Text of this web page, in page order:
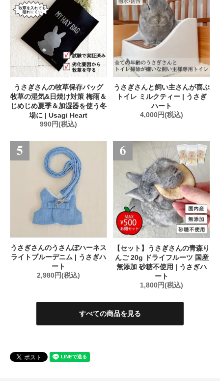
うさぎさんの牧草保存バッグ
牧草の湿気&日焼け対策 梅雨＆
じめじめ夏季＆加湿器を使う冬
場に | Usagi Heart
990円(税込)
うさぎさんと飼い主さんが喜ぶ
トイレ ミルクティー | うさぎ
ハート
4,000円(税込)
うさぎさんのうさんぽハーネス
ライトブルーデニム | うさぎハ
ート
2,980円(税込)
【セット】うさぎさんの青森り
んご 20g ドライフルーツ 国産
無添加 砂糖不使用 | うさぎハ
ート
1,800円(税込)
すべての商品を見る